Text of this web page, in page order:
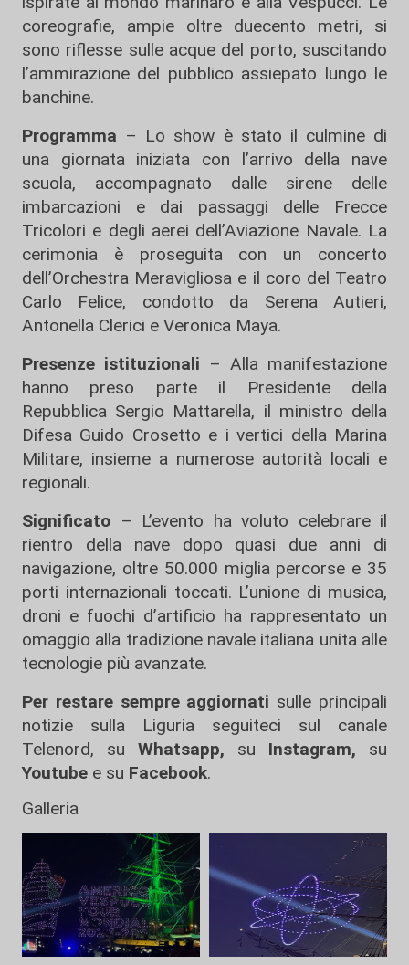
coreografie, ampie oltre duecento metri, si
sono riflesse sulle acque del porto, suscitando
l’ammirazione del pubblico assiepato lungo le
banchine.
Programma – Lo show è stato il culmine di
una giornata iniziata con l’arrivo della nave
scuola, accompagnato dalle sirene delle
imbarcazioni e dai passaggi delle Frecce
Tricolori e degli aerei dell’Aviazione Navale. La
cerimonia è proseguita con un concerto
dell’Orchestra Meravigliosa e il coro del Teatro
Carlo Felice, condotto da Serena Autieri,
Antonella Clerici e Veronica Maya.
Presenze istituzionali – Alla manifestazione
hanno preso parte il Presidente della
Repubblica Sergio Mattarella, il ministro della
Difesa Guido Crosetto e i vertici della Marina
Militare, insieme a numerose autorità locali e
regionali.
Significato – L’evento ha voluto celebrare il
rientro della nave dopo quasi due anni di
navigazione, oltre 50.000 miglia percorse e 35
porti internazionali toccati. L’unione di musica,
droni e fuochi d’artificio ha rappresentato un
omaggio alla tradizione navale italiana unita alle
tecnologie più avanzate.
Per restare sempre aggiornati sulle principali
notizie sulla Liguria seguiteci sul canale
Telenord, su
Whatsapp, su Instagram, su
Youtube e su Facebook.
Galleria